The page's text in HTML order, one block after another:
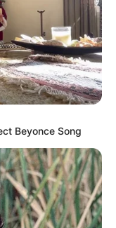
Beyonce Song